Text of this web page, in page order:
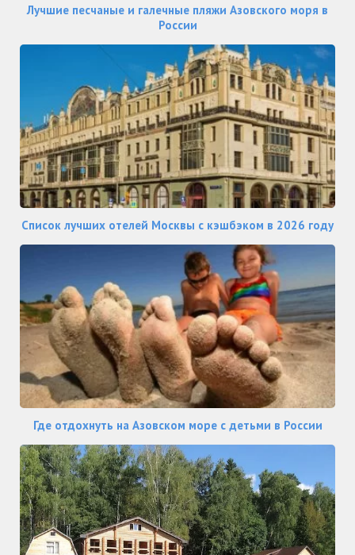
Лучшие песчаные и галечные пляжи Азовского моря в
России
Список лучших отелей Москвы с кэшбэком в 2026 году
Где отдохнуть на Азовском море с детьми в России